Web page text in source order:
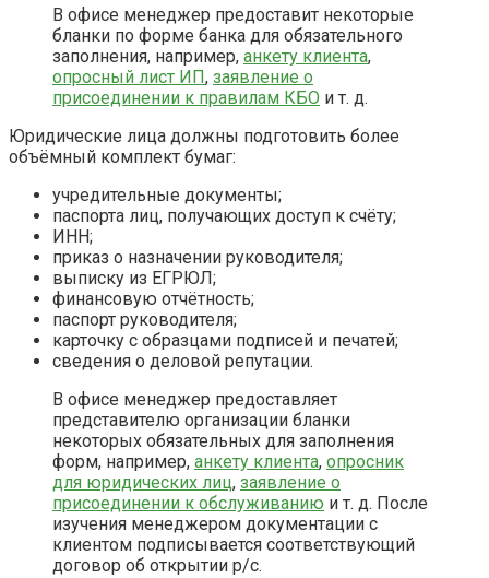
В офисе менеджер предоставит некоторые
бланки по форме банка для обязательного
заполнения, например, анкету клиента,
опросный лист ИП, заявление о
присоединении к правилам КБО и т. д.
Юридические лица должны подготовить более
объёмный комплект бумаг:
учредительные документы;
паспорта лиц, получающих доступ к счёту;
ИНН;
приказ о назначении руководителя;
выписку из ЕГРЮЛ;
финансовую отчётность;
паспорт руководителя;
карточку с образцами подписей и печатей;
сведения о деловой репутации.
В офисе менеджер предоставляет
представителю организации бланки
некоторых обязательных для заполнения
форм, например, анкету клиента, опросник
для юридических лиц, заявление о
присоединении к обслуживанию и т. д. После
изучения менеджером документации с
клиентом подписывается соответствующий
договор об открытии р/с.